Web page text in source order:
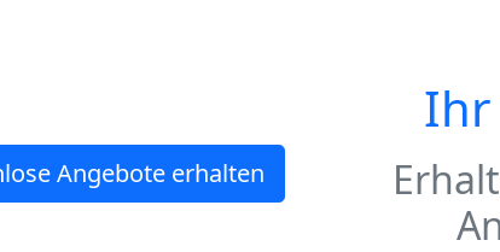
Angebote erhalten
Ihr